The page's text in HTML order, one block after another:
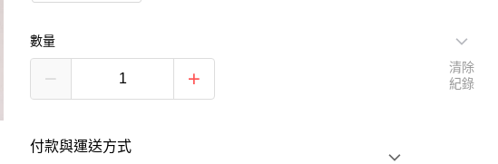
數量
付款與運送方式
清除
紀錄